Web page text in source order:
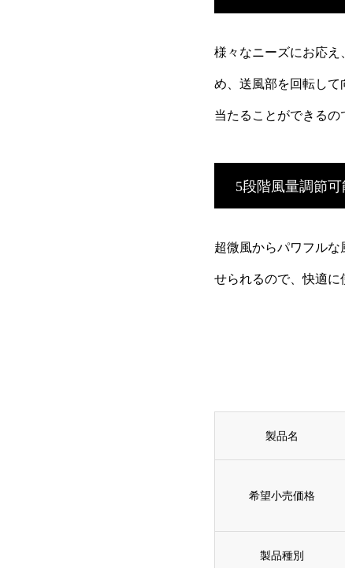
様々なニーズにお応え
め、送風部を回転し
当たることができるの
5段階風量調節可
超微風からパワフル
せられるので、快適に
製品名
希望小売価格
製品種別